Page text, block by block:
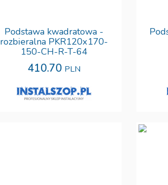
Podstawa kwadratowa -
rozbieralna PKR120x170-
150-CH-R-T-64
410.70 PLN